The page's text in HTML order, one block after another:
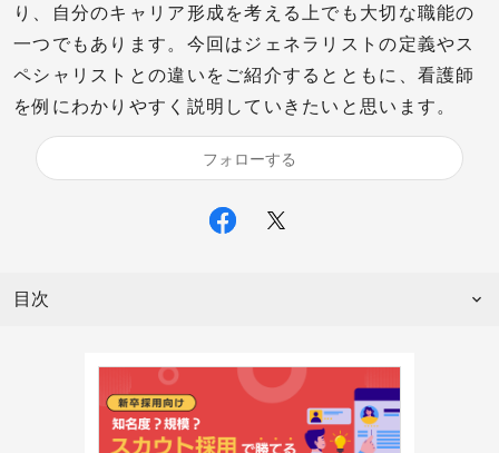
り、自分のキャリア形成を考える上でも大切な職能の
一つでもあります。今回はジェネラリストの定義やス
ペシャリストとの違いをご紹介するとともに、看護師
を例にわかりやすく説明していきたいと思います。
フォローする
目次